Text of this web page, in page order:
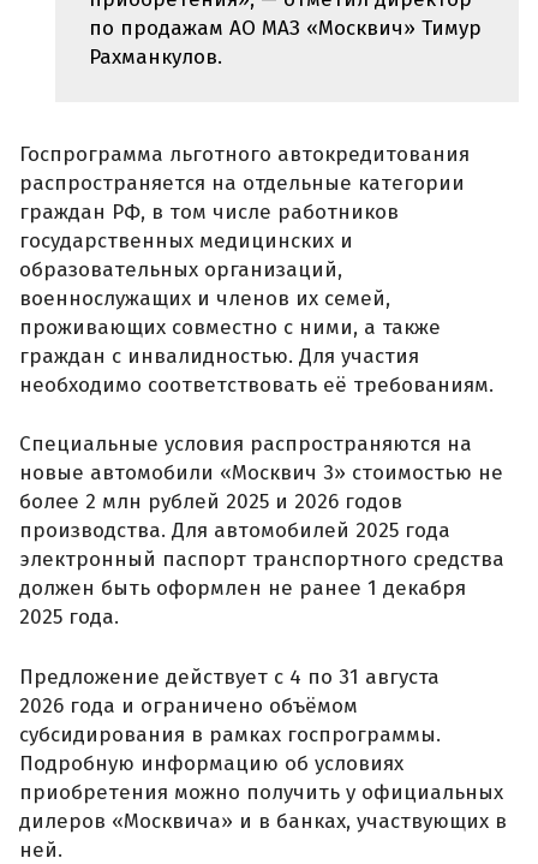
по продажам АО МАЗ «Москвич» Тимур
Рахманкулов.
Госпрограмма льготного автокредитования
распространяется на отдельные категории
граждан РФ, в том числе работников
государственных медицинских и
образовательных организаций,
военнослужащих и членов их семей,
проживающих совместно с ними, а также
граждан с инвалидностью. Для участия
необходимо соответствовать её требованиям.
Специальные условия распространяются на
новые автомобили «Москвич 3» стоимостью не
более 2 млн рублей 2025 и 2026 годов
производства. Для автомобилей 2025 года
электронный паспорт транспортного средства
должен быть оформлен не ранее 1 декабря
2025 года.
Предложение действует с 4 по 31 августа
2026 года и ограничено объёмом
субсидирования в рамках госпрограммы.
Подробную информацию об условиях
приобретения можно получить у официальных
дилеров «Москвича» и в банках, участвующих в
ней.